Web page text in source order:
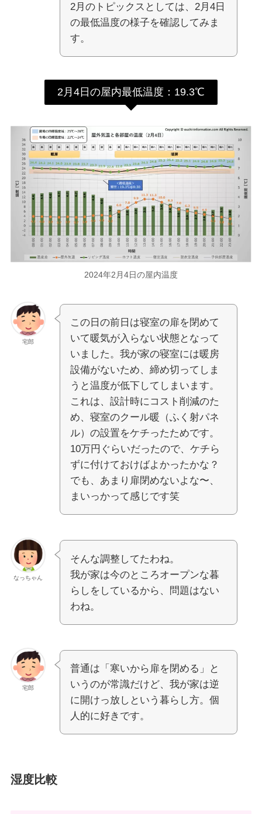
2月のトピックスとしては、2月4日
の最低温度の様子を確認してみま
す。
2月4日の屋内最低温度：19.3℃
2024年2月4日の屋内温度
宅郎
この日の前日は寝室の扉を閉めて
いて暖気が入らない状態となって
いました。我が家の寝室には暖房
設備がないため、締め切ってしま
うと温度が低下してしまいます。
これは、設計時にコスト削減のた
め、寝室のクール暖（ふく射パネ
ル）の設置をケチったためです。
10万円ぐらいだったので、ケチら
ずに付けておけばよかったかな？
でも、あまり扉閉めないよな〜、
まいっかって感じです笑
なっちゃん
そんな調整してたわね。
我が家は今のところオープンな暮
らしをしているから、問題はない
わね。
宅郎
普通は「寒いから扉を閉める」と
いうのが常識だけど、我が家は逆
に開けっ放しという暮らし方。個
人的に好きです。
湿度比較